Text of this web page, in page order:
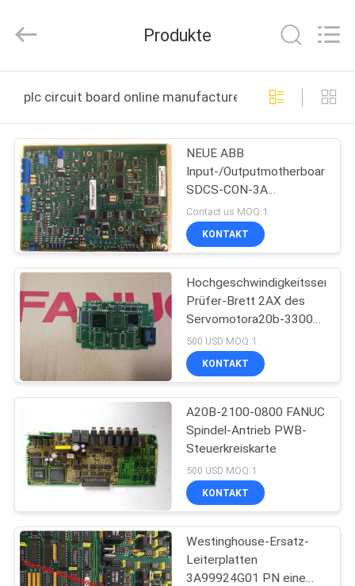
PRODUKTE
VIDEOS
ÜBER
UNS
FABRIK
TOUR
QUALITÄTSKONTROLLE
KONTAKT
NACHRICHTEN
ALLE
FÄLLE
Technology
CO.,LTD.
Reserved.
Produkte
plc circuit board online manufacture
NEUE ABB
Input-/Outputmotherboard
SDCS-CON-3A
Wechselstrom-Antriebs-
Steuer-PLC-Leiterplatte
für DCS400
Contact us MOQ:1
KONTAKT
Prüfer-Brett 2AX des
Servomotora20b-3300-
0393
500 USD MOQ:1
KONTAKT
A20B-2100-0800 FANUC
Spindel-Antrieb PWB-
Steuerkreiskarte
500 USD MOQ:1
KONTAKT
Westinghouse-Ersatz-
Leiterplatten
3A99924G01 PN eine